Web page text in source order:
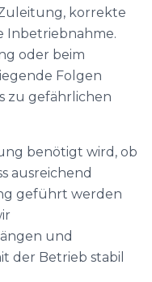
korrekte
Inbetriebnahme.
oder beim
Folgen
zu gefährlichen
benötigt wird, ob
ausreichend
geführt werden
und
der Betrieb stabil